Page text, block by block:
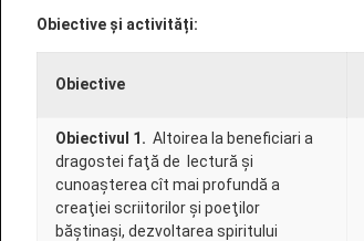
Obiective și activități:
Obiective
Obiectivul 1. Altoirea la beneficiari a
dragostei faţă de lectură şi
cunoaşterea cît mai profundă a
creaţiei scriitorilor şi poeţilor
băştinaşi, dezvoltarea spiritului